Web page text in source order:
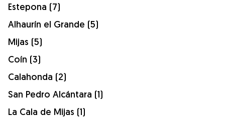
Estepona (7)
Alhaurín el Grande (5)
Mijas (5)
Coín (3)
Calahonda (2)
San Pedro Alcántara (1)
La Cala de Mijas (1)